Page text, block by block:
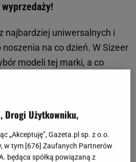
najbardziej uniwersalnych i
na co dzień. W Sizeer
modeli tej marki, a co
aktualnie na wyprzedaży!
dzięki czemu stanowią
Poza tym ich
się w najnowszetrendy
Drogi Użytkowniku,
„Akceptuję”, Gazeta.pl sp. z o.o.
w tym [676] Zaufanych Partnerów
będąca spółką powiązaną z